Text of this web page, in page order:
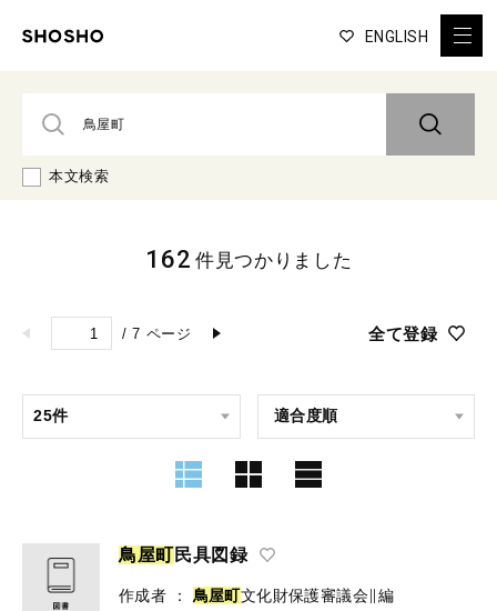
ENGLISH
本文検索
/ 7 ページ 全て登録
162 件見つかりました
鳥屋町民具図録
作成者 ： 鳥屋町文化財保護審議会∥編